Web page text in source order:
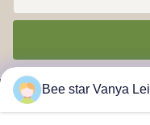
Bee star Vanya Lei